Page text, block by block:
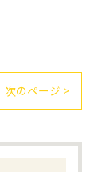
次のページ >